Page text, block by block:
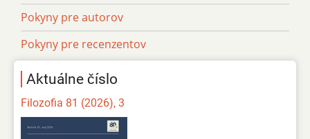
Pokyny pre autorov
Pokyny pre recenzentov
Aktuálne číslo
Filozofia 81 (2026), 3